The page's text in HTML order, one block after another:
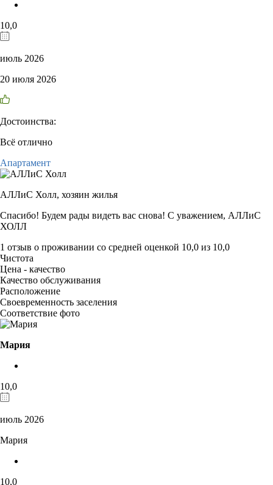
10,0
июль 2026
20 июля 2026
Достоинства:
Всё отлично
Апартамент
АЛЛиС Холл, хозяин жилья
Спасибо! Будем рады видеть вас снова! С уважением, АЛЛиС
ХОЛЛ
1 отзыв о проживании со средней оценкой 10,0 из 10,0
Чистота
Цена - качество
Качество обслуживания
Расположение
Своевременность заселения
Соответствие фото
Мария
10,0
июль 2026
Мария
10,0